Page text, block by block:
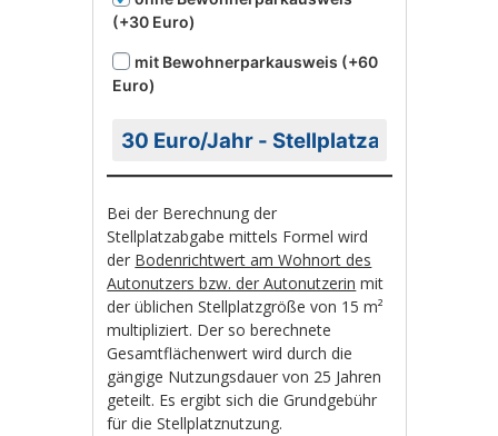
(+30 Euro)
mit Bewohnerparkausweis (+60
Euro)
Bei der Berechnung der
Stellplatzabgabe mittels Formel wird
der Bodenrichtwert am Wohnort des
Autonutzers bzw. der Autonutzerin mit
der üblichen Stellplatzgröße von 15 m²
multipliziert. Der so berechnete
Gesamtflächenwert wird durch die
gängige Nutzungsdauer von 25 Jahren
geteilt. Es ergibt sich die Grundgebühr
für die Stellplatznutzung.